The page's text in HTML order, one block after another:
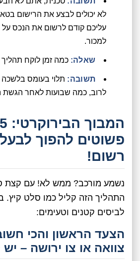
לא יכולים לבצע את הרישום
עליכם קודם לרשום את הנכס
למכור.
שאלה: כמה זמן לוקח
תשובה: תלוי בעומס
לרוב, כמה שבועות לאחר
פשוטים להפוך
רשום!
נשמע מורכב? ממש לא! עם קצת
התהליך הזה קליל כמו סלט קיץ.
לביסים קטנים וטעימים:
הצעד הראשון והכי
צוואה או צו ירושה –